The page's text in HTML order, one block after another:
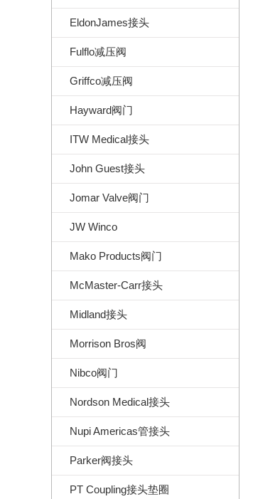
EldonJames接头
Fulflo减压阀
Griffco减压阀
Hayward阀门
ITW Medical接头
John Guest接头
Jomar Valve阀门
JW Winco
Mako Products阀门
McMaster-Carr接头
Midland接头
Morrison Bros阀
Nibco阀门
Nordson Medical接头
Nupi Americas管接头
Parker阀接头
PT Coupling接头垫圈